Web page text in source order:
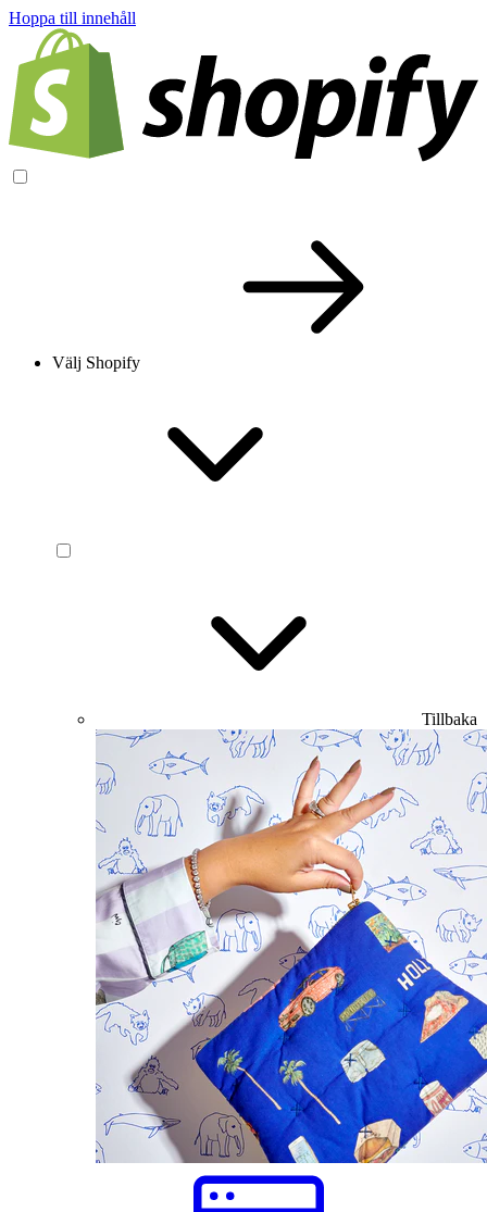
Hoppa till innehåll
Välj Shopify
Tillbaka